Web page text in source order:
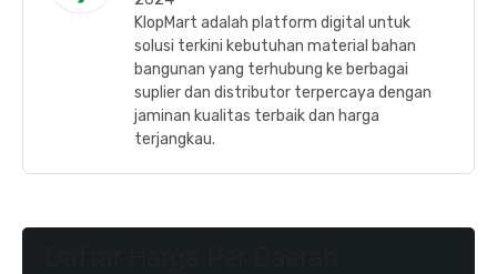
KlopMart adalah platform digital untuk
solusi terkini kebutuhan material bahan
bangunan yang terhubung ke berbagai
suplier dan distributor terpercaya dengan
jaminan kualitas terbaik dan harga
terjangkau.